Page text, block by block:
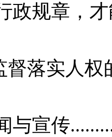
政规章，
督落实人
与宣传